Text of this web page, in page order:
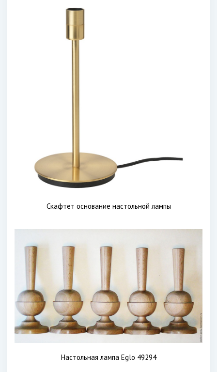
Скафтет основание настольной лампы
Настольная лампа Eglo 49294